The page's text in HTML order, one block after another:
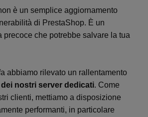
è un semplice aggiornamento
di PrestaShop. È un
precoce che potrebbe salvare la tua
abbiamo rilevato un rallentamento
dei nostri server dedicati. Come
clienti, mettiamo a disposizione
performanti, in particolare